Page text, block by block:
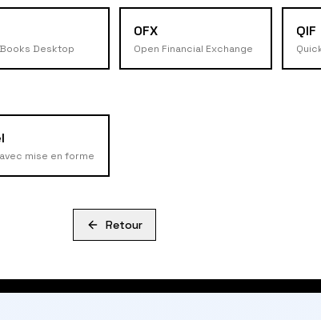
Desktop
OFX
Open Financial Exchange
QIF
mise en forme
Retour